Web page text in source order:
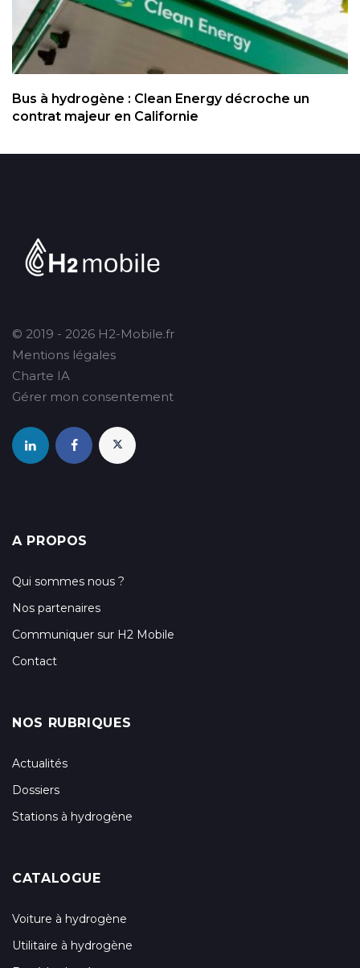
Bus à hydrogène : Clean Energy décroche un
contrat majeur en Californie
© 2019 - 2026 H2-Mobile.fr
Mentions légales
Charte IA
Gérer mon consentement
A PROPOS
Qui sommes nous ?
Nos partenaires
Communiquer sur H2 Mobile
Contact
NOS RUBRIQUES
Actualités
Dossiers
Stations à hydrogène
CATALOGUE
Voiture à hydrogène
Utilitaire à hydrogène